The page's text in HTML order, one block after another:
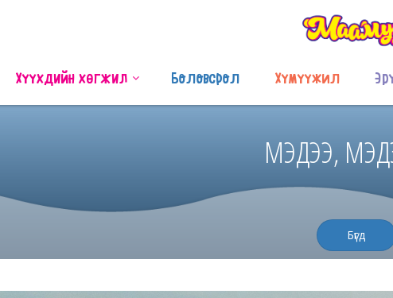
Хүүхдийн хөгжил Боловсрол Хүмүүжил
МЭДЭЭ,
Бүгд